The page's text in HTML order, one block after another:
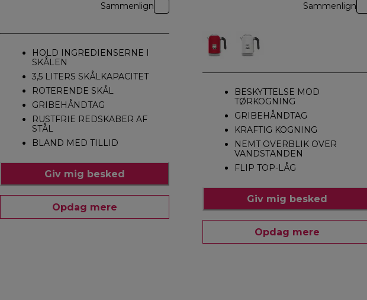
Sammenlign
HOLD INGREDIENSERNE I
SKÅLEN
3,5 LITERS SKÅLKAPACITET
ROTERENDE SKÅL
GRIBEHÅNDTAG
RUSTFRIE REDSKABER AF
STÅL
BLAND MED TILLID
Giv mig besked
Opdag mere
Sammenlign
BESKYTTELSE MOD
TØRKOGNING
GRIBEHÅNDTAG
KRAFTIG KOGNING
NEMT OVERBLIK OVER
VANDSTANDEN
FLIP TOP-LÅG
Giv mig besked
Opdag mere